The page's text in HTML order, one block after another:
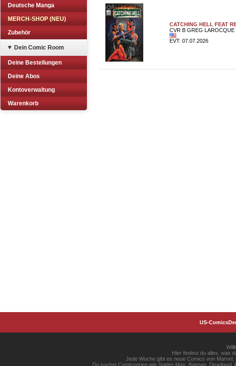
Deutsche Manga
MERCH-SHOP (NEU)
Zubehör
Dein Comic Room
Deine Bestellungen
Deine Abos
Kontoverwaltung
Warenkorb
CATCHING HELL FEAT
CVR B GREG
EVT: 07.07.2026
US-Comics
Hier findest du alles, was
Jede Woche gibt es neue Comics von Marvel,
Du suchst Comicserien wie Spider-Man, Batman,